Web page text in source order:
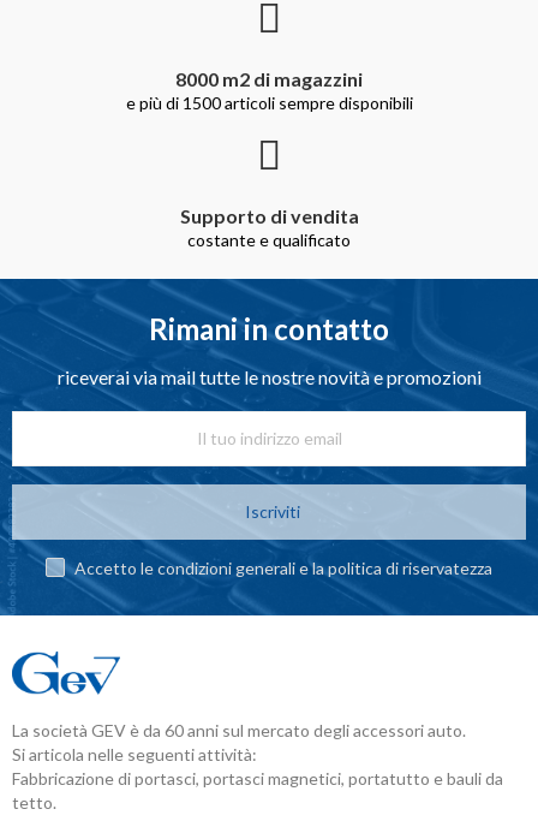
8000 m2 di magazzini
e più di 1500 articoli sempre disponibili
Supporto di vendita
costante e qualificato
Rimani in contatto
riceverai via mail tutte le nostre novità e promozioni
Iscriviti
Accetto le condizioni generali e la politica di riservatezza
La società GEV è da 60 anni sul mercato degli accessori auto.
Si articola nelle seguenti attività:
Fabbricazione di portasci, portasci magnetici, portatutto e bauli da
tetto.